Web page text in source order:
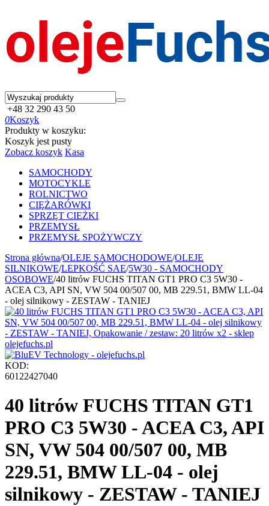
+48 32 290 43 50
0Koszyk
Produkty w koszyku:
Koszyk jest pusty
Zobacz koszyk Kasa
SAMOCHODY
MOTOCYKLE
ROLNICTWO
CIĘŻARÓWKI
SPRZĘT CIEŻKI
PRZEMYSŁ
PRZEMYSŁ SPOŻYWCZY
Strona główna/OLEJE SAMOCHODOWE/OLEJE
SILNIKOWE/LEPKOŚĆ SAE/5W30 - SAMOCHODY
OSOBOWE/40 litrów FUCHS TITAN GT1 PRO C3 5W30 -
ACEA C3, API SN, VW 504 00/507 00, MB 229.51, BMW LL-04
- olej silnikowy - ZESTAW - TANIEJ
KOD:
60122427040
40 litrów FUCHS TITAN GT1
PRO C3 5W30 - ACEA C3, API
SN, VW 504 00/507 00, MB
229.51, BMW LL-04 - olej
silnikowy - ZESTAW - TANIEJ